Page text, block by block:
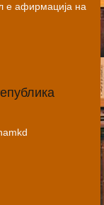
е афирмација на